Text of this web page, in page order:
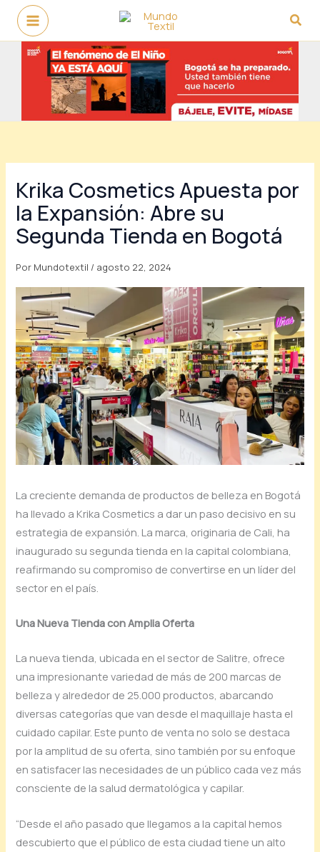
contenido
Krika Cosmetics Apuesta por
la Expansión: Abre su
Segunda Tienda en Bogotá
Por Mundotextil / agosto 22, 2024
La creciente demanda de productos de belleza en Bogotá
ha llevado a Krika Cosmetics a dar un paso decisivo en su
estrategia de expansión. La marca, originaria de Cali, ha
inaugurado su segunda tienda en la capital colombiana,
reafirmando su compromiso de convertirse en un líder del
sector en el país.
Una Nueva Tienda con Amplia Oferta
La nueva tienda, ubicada en el sector de Salitre, ofrece
una impresionante variedad de más de 200 marcas de
belleza y alrededor de 25.000 productos, abarcando
diversas categorías que van desde el maquillaje hasta el
cuidado capilar. Este punto de venta no solo se destaca
por la amplitud de su oferta, sino también por su enfoque
en satisfacer las necesidades de un público cada vez más
consciente de la salud dermatológica y capilar.
“Desde el año pasado que llegamos a la capital hemos
descubierto que el público de esta ciudad tiene un alto